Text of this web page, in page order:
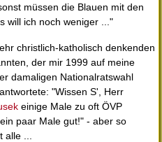
müssen die Blauen mit den
will ich noch weniger ..."
christlich-katholisch denkenden
der mir 1999 auf meine
damaligen Nationalratswahl
"Wissen S', Herr
einige Male zu oft ÖVP
paar Male gut!" - aber so
...